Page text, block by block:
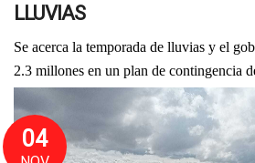
LLUVIAS
Se acerca la temporada de lluvias y el
2.3 millones en un plan de contingencia
04